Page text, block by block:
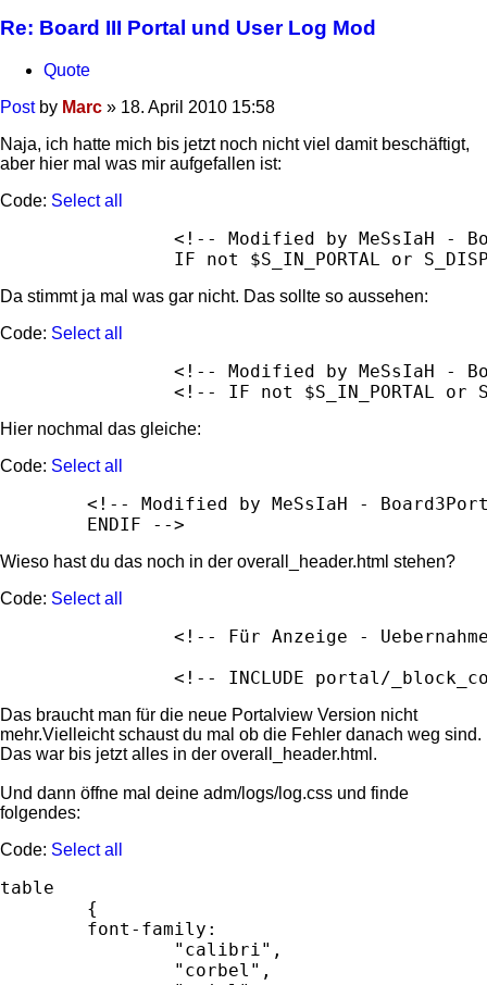
Re: Board III Portal und User Log Mod
Quote
Post by Marc » 18. April 2010 15:58
Naja, ich hatte mich bis jetzt noch nicht viel damit beschäftigt,
aber hier mal was mir aufgefallen ist:
Code: Select all
IF not $S_IN_PORTAL or
Da stimmt ja mal was gar nicht. Das sollte so aussehen:
Code: Select all
<!-- IF not $S_IN_PORTAL
Hier nochmal das gleiche:
Code: Select all
	ENDIF -->
Wieso hast du das noch in der overall_header.html stehen?
Code: Select all
Das braucht man für die neue Portalview Version nicht
mehr.Vielleicht schaust du mal ob die Fehler danach weg sind.
Das war bis jetzt alles in der overall_header.html.
Und dann öffne mal deine adm/logs/log.css und finde
folgendes:
Code: Select all
table